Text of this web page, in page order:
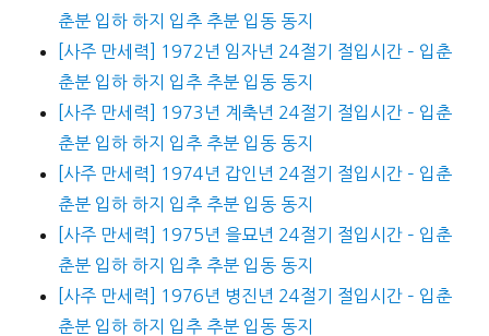
춘분 입하 하지 입추 추분 입동 동지
[사주 만세력] 1972년 임자년 24절기 절입시간 – 입춘
춘분 입하 하지 입추 추분 입동 동지
[사주 만세력] 1973년 계축년 24절기 절입시간 – 입춘
춘분 입하 하지 입추 추분 입동 동지
[사주 만세력] 1974년 갑인년 24절기 절입시간 – 입춘
춘분 입하 하지 입추 추분 입동 동지
[사주 만세력] 1975년 을묘년 24절기 절입시간 – 입춘
춘분 입하 하지 입추 추분 입동 동지
[사주 만세력] 1976년 병진년 24절기 절입시간 – 입춘
춘분 입하 하지 입추 추분 입동 동지